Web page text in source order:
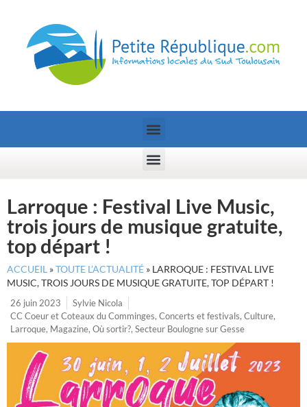
Larroque : Festival Live Music,
trois jours de musique gratuite,
top départ !
ACCUEIL »TOUTE L’ACTUALITÉ » LARROQUE : FESTIVAL LIVE
MUSIC, TROIS JOURS DE MUSIQUE GRATUITE, TOP DÉPART !
26 juin 2023
Sylvie Nicola
CC Coeur et Coteaux du Comminges, Concerts et festivals, Culture,
Larroque, Magazine, Où sortir?, Secteur Boulogne sur Gesse